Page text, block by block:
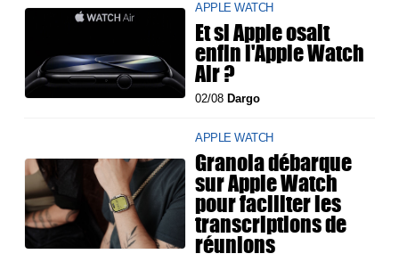
APPLE WATCH
Et si Apple osait
enfin l'Apple Watch
Air ?
02/08 Dargo
APPLE WATCH
Granola débarque
sur Apple Watch
pour faciliter les
transcriptions de
réunions